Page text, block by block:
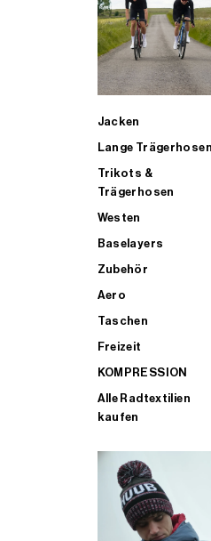
Jacken
Lange Trägerhosen
Trikots &
Trägerhosen
Westen
Baselayers
Zubehör
Aero
Taschen
Freizeit
KOMPRESSION
Alle Radtextilien
kaufen
ALLE TRIATHLONARTIKEL